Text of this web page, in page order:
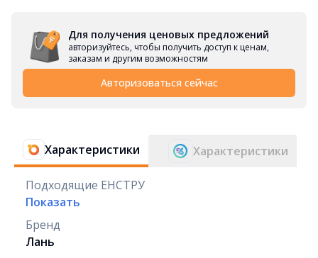
Для получения ценовых предложений
авторизуйтесь, чтобы получить доступ к ценам,
заказам и другим возможностям
Авторизоваться сейчас
Характеристики Характеристики
Подходящие ЕНСТРУ
Показать
Бренд
Лань